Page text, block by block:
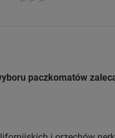
paczkomatów